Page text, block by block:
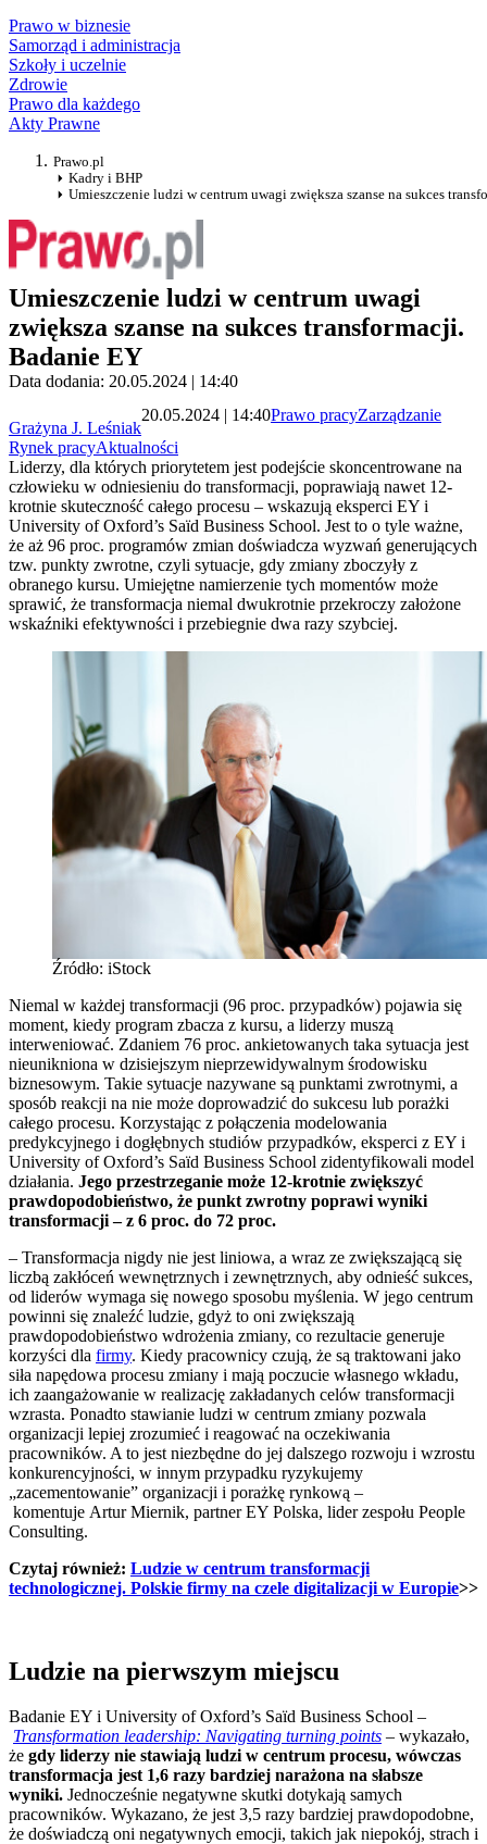
Prawo w biznesie
Samorząd i administracja
Szkoły i uczelnie
Zdrowie
Prawo dla każdego
Akty Prawne
Prawo.pl
Kadry i BHP
Umieszczenie ludzi w centrum uwagi zwiększa szanse na sukces
Umieszczenie ludzi w centrum uwagi
zwiększa szanse na sukces transformacji.
Badanie EY
Data dodania: 20.05.2024 | 14:40
Grażyna J. Leśniak
20.05.2024 | 14:40Prawo pracyZarządzanie
Rynek pracyAktualności
Liderzy, dla których priorytetem jest podejście skoncentrowane na
człowieku w odniesieniu do transformacji, poprawiają nawet 12-
krotnie skuteczność całego procesu – wskazują eksperci EY i
University of Oxford’s Saïd Business School. Jest to o tyle ważne,
że aż 96 proc. programów zmian doświadcza wyzwań generujących
tzw. punkty zwrotne, czyli sytuacje, gdy zmiany zboczyły z
obranego kursu. Umiejętne namierzenie tych momentów może
sprawić, że transformacja niemal dwukrotnie przekroczy założone
wskaźniki efektywności i przebiegnie dwa razy szybciej.
Źródło: iStock
Niemal w każdej transformacji (96 proc. przypadków) pojawia się
moment, kiedy program zbacza z kursu, a liderzy muszą
interweniować. Zdaniem 76 proc. ankietowanych taka sytuacja jest
nieunikniona w dzisiejszym nieprzewidywalnym środowisku
biznesowym. Takie sytuacje nazywane są punktami zwrotnymi, a
sposób reakcji na nie może doprowadzić do sukcesu lub porażki
całego procesu. Korzystając z połączenia modelowania
predykcyjnego i dogłębnych studiów przypadków, eksperci z EY i
University of Oxford’s Saïd Business School zidentyfikowali model
działania. Jego przestrzeganie może 12-krotnie zwiększyć
prawdopodobieństwo, że punkt zwrotny poprawi wyniki
transformacji – z 6 proc. do 72 proc.
– Transformacja nigdy nie jest liniowa, a wraz ze zwiększającą się
liczbą zakłóceń wewnętrznych i zewnętrznych, aby odnieść sukces,
od liderów wymaga się nowego sposobu myślenia. W jego centrum
powinni się znaleźć ludzie, gdyż to oni zwiększają
prawdopodobieństwo wdrożenia zmiany, co rezultacie generuje
korzyści dla firmy. Kiedy pracownicy czują, że są traktowani jako
siła napędowa procesu zmiany i mają poczucie własnego wkładu,
ich zaangażowanie w realizację zakładanych celów transformacji
wzrasta. Ponadto stawianie ludzi w centrum zmiany pozwala
organizacji lepiej zrozumieć i reagować na oczekiwania
pracowników. A to jest niezbędne do jej dalszego rozwoju i wzrostu
konkurencyjności, w innym przypadku ryzykujemy
„zacementowanie” organizacji i porażkę rynkową –
komentuje Artur Miernik, partner EY Polska, lider zespołu People
Consulting.
Czytaj również: Ludzie w centrum transformacji
technologicznej. Polskie firmy na czele digitalizacji w Europie>>
Ludzie na pierwszym miejscu
Badanie EY i University of Oxford’s Saïd Business School –
Transformation leadership: Navigating turning points – wykazało,
że gdy liderzy nie stawiają ludzi w centrum procesu, wówczas
transformacja jest 1,6 razy bardziej narażona na słabsze
wyniki. Jednocześnie negatywne skutki dotykają samych
pracowników. Wykazano, że jest 3,5 razy bardziej prawdopodobne,
że doświadczą oni negatywnych emocji, takich jak niepokój, strach i